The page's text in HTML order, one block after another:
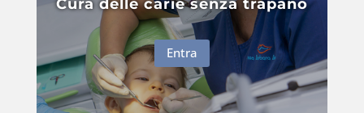
Cura delle carie senza trapano
Entra